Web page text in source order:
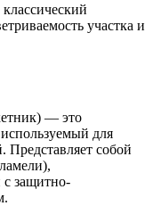
участка и
— это
для
Представляет собой
с защитно-